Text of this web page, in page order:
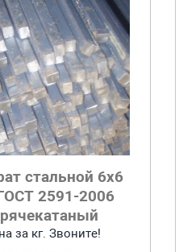
стальной 6x6
2591-2006
за кг. Звоните!